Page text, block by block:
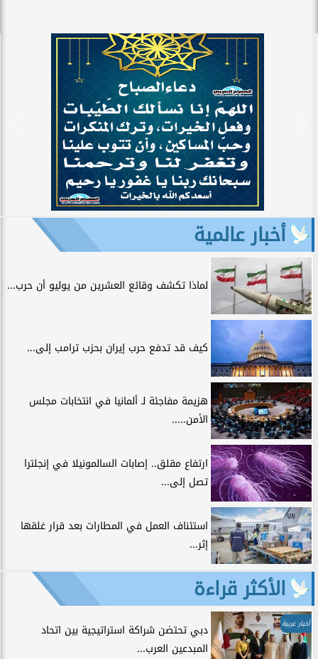
أخبار عالمية
لماذا تكشف وقائع العشرين من يوليو أن حرب...
كيف قد تدفع حرب إيران بحزب ترامب إلى...
هزيمة مفاجئة لـ ألمانيا في انتخابات مجلس
الأمن.....
ارتفاع مقلق.. إصابات السالمونيلا في إنجلترا
تصل إلى...
استئناف العمل في المطارات بعد قرار غلقها
إثر...
الأكثر قراءة
أخبار عربية
دبي تحتضن شراكة استراتيجية بين اتحاد
المبدعين العرب...